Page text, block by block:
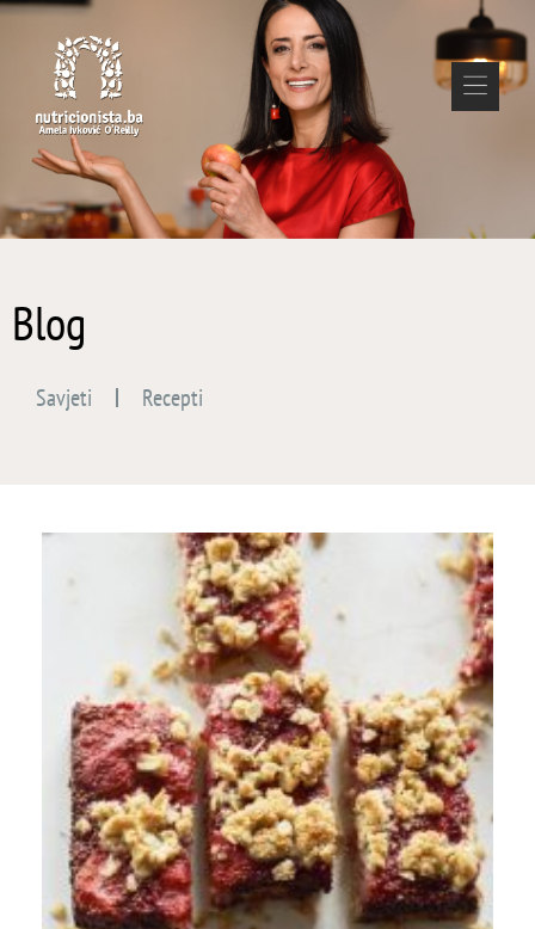
Blog
Savjeti Recepti